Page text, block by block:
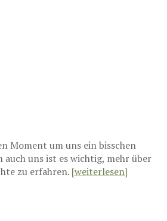
Moment um uns ein bisschen
auch uns ist es wichtig, mehr über
zu erfahren. [weiterlesen]